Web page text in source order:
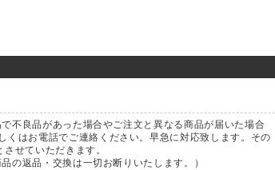
不良品があった場合やご注文と異なる商品が届いた場合
くはお電話でご連絡ください。早急に対応致します。その
せていただきます。
の返品・交換は一切お断りいたします。）